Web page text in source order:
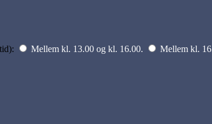
Mellem kl. 13.00 og kl. 16.00. Mellem kl.